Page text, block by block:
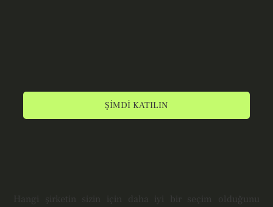
ŞİMDİ KATILIN
Hangi şirketin sizin için daha iyi bir seçim olduğunu